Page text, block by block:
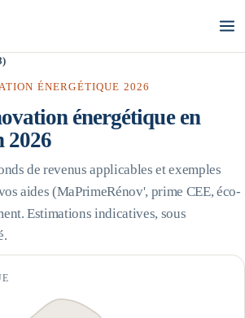
ÉNERGÉTIQUE 2026
énergétique en
2026
de revenus applicables et exemples
aides (MaPrimeRénov', prime CEE, éco-
Estimations indicatives, sous